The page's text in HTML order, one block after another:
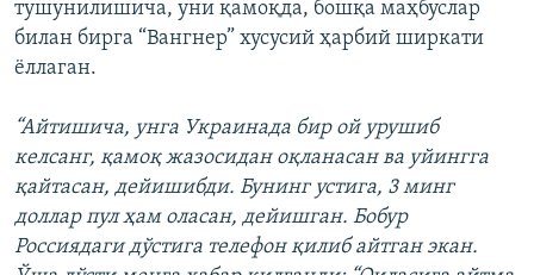
тушунилишича, уни қамоқда, бошқа маҳбуслар
билан бирга “Вангнер” хусусий ҳарбий ширкати
ёллаган.
“Айтишича, унга Украинада бир ой урушиб
келсанг, қамоқ жазосидан оқланасан ва уйингга
қайтасан, дейишибди. Бунинг устига, 3 минг
доллар пул ҳам оласан, дейишган. Бобур
Россиядаги дўстига телефон қилиб айтган экан.